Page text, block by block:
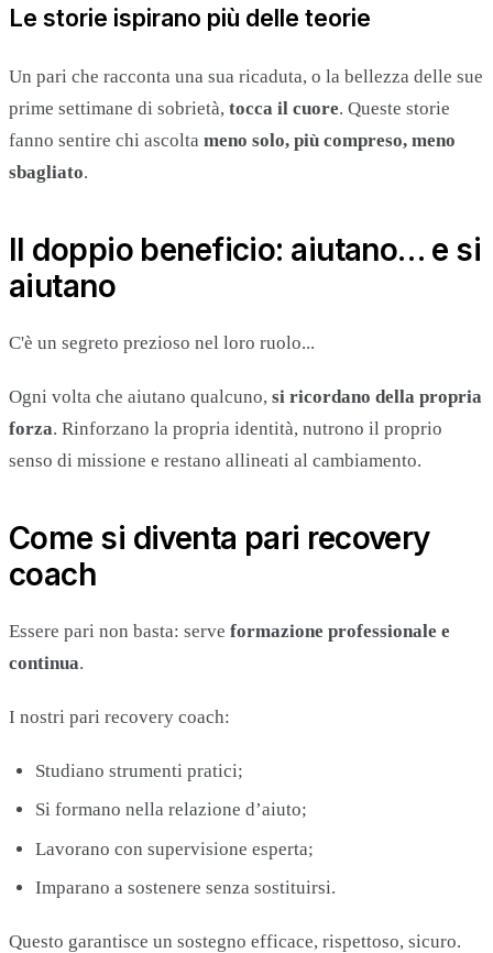
Le storie ispirano più delle teorie
Un pari che racconta una sua ricaduta, o la bellezza delle sue
prime settimane di sobrietà, tocca il cuore. Queste storie
fanno sentire chi ascolta meno solo, più compreso, meno
sbagliato.
Il doppio beneficio: aiutano… e si
aiutano
C'è un segreto prezioso nel loro ruolo...
Ogni volta che aiutano qualcuno, si ricordano della propria
forza. Rinforzano la propria identità, nutrono il proprio
senso di missione e restano allineati al cambiamento.
Come si diventa pari recovery
coach
Essere pari non basta: serve formazione professionale e
continua.
I nostri pari recovery coach:
Studiano strumenti pratici;
Si formano nella relazione d’aiuto;
Lavorano con supervisione esperta;
Imparano a sostenere senza sostituirsi.
Questo garantisce un sostegno efficace, rispettoso, sicuro.